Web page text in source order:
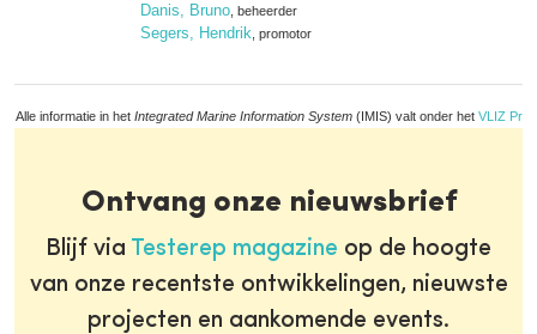
Danis, Bruno , beheerder
Segers, Hendrik , promotor
Alle informatie in het Integrated Marine Information System (IMIS) valt onder het VLIZ
Ontvang onze nieuwsbrief
Blijf via Testerep magazine op de hoogte
van onze recentste ontwikkelingen, nieuwste
projecten en aankomende events.